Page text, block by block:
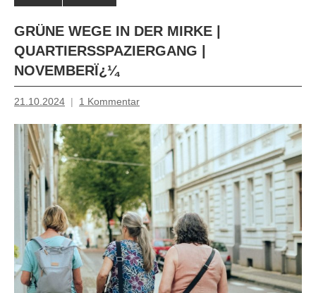
GRÜNE WEGE IN DER MIRKE |
QUARTIERSSPAZIERGANG |
NOVEMBERÏ¿¼
21.10.2024
Mosche
1 Kommentar